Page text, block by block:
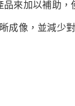
品來加以補助，
成像，並減少